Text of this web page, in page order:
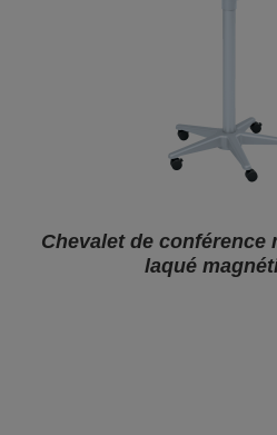
Chevalet de conférence
laqué